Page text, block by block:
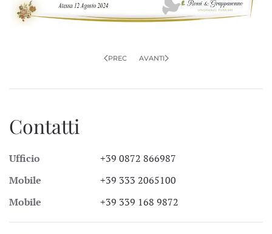
PREC AVANTI
Contatti
Ufficio
+39 0872 866987
Mobile
+39 333 2065100
Mobile
+39 339 168 9872